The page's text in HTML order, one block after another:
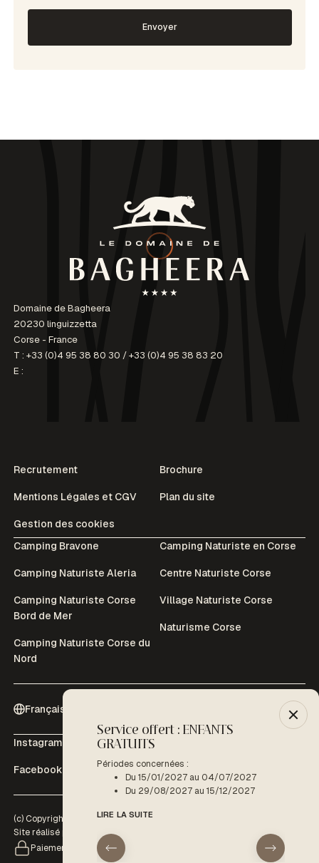
arrivée
Service offert : ENFANTS
GRATUITS
Périodes concernées :
Du 15/01/2027 au 04/07/2027
Du 29/08/2027 au 15/12/2027
LIRE LA SUITE
-10%
Envoyer
Domaine de Bagheera
20230 linguizzetta
Corse - France
T :+33 (0)4 95 38 80 30 /+33 (0)4 95 38 83 20
E :
Recrutement
Mentions Légales et CGV
Gestion des cookies
Brochure
Plan du site
Camping Bravone
Camping Naturiste Aleria
Camping Naturiste Corse
Bord de Mer
Camping Naturiste Corse du
Nord
Camping Naturiste en Corse
Centre Naturiste Corse
Village Naturiste Corse
Naturisme Corse
Français (Fr)
Instagram
Facebook Tripadvisor
(c) Copyright 2026 - Domaine de Bagheera | Tous droits réservés |
Site réalisé par
www.interaview.com
Paiement sécurisé